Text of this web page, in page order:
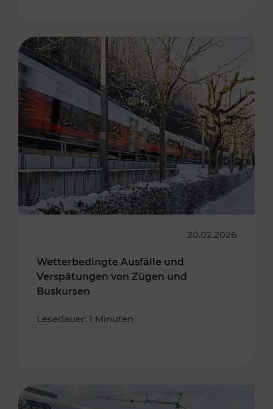
20.02.2026
Wetterbedingte Ausfälle und
Verspätungen von Zügen und
Buskursen
Lesedauer: 1 Minuten